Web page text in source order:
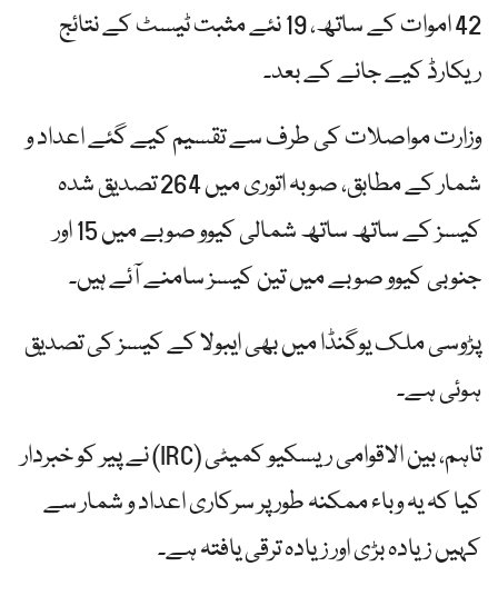
42 اموات کے ساتھ، 19 نئے مثبت ٹیسٹ کے نتائج
ریکارڈ کیے جانے کے بعد۔
وزارت مواصلات کی طرف سے تقسیم کیے گئے اعداد و
شمار کے مطابق، صوبہ اتوری میں 264 تصدیق شدہ
کیسز کے ساتھ ساتھ شمالی کیوو صوبے میں 15 اور
جنوبی کیوو صوبے میں تین کیسز سامنے آئے ہیں۔
پڑوسی ملک یوگنڈا میں بھی ایبولا کے کیسز کی تصدیق
ہوئی ہے۔
تاہم، بین الاقوامی ریسکیو کمیٹی (IRC) نے پیر کو خبردار
کیا کہ یہ وباء ممکنہ طور پر سرکاری اعداد و شمار سے
کہیں زیادہ بڑی اور زیادہ ترقی یافتہ ہے۔